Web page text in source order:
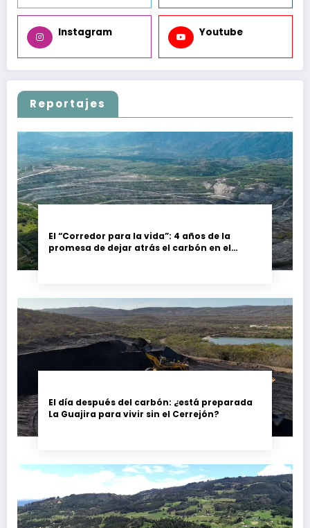
Instagram Youtube
Reportajes
El “Corredor para la vida”: 4 años de la
promesa de dejar atrás el carbón en el
El día después del carbón: ¿está preparada
La Guajira para vivir sin el Cerrejón?